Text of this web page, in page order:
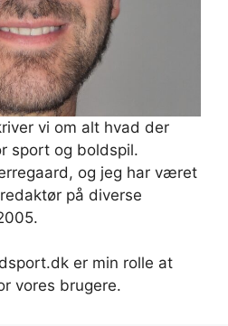
vi om alt hvad der
sport og boldspil.
og jeg har været
på diverse
er min rolle at
vores brugere.